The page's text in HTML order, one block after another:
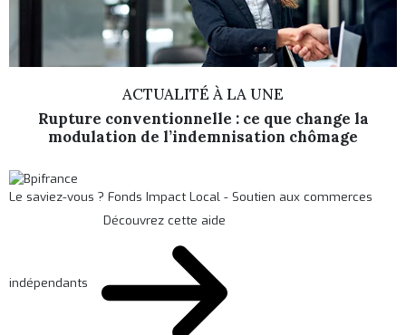
ACTUALITÉ À LA UNE
Rupture conventionnelle : ce que change la
modulation de l’indemnisation chômage
Le saviez-vous ?Fonds Impact Local - Soutien aux commerces
indépendants
Découvrez cette aide